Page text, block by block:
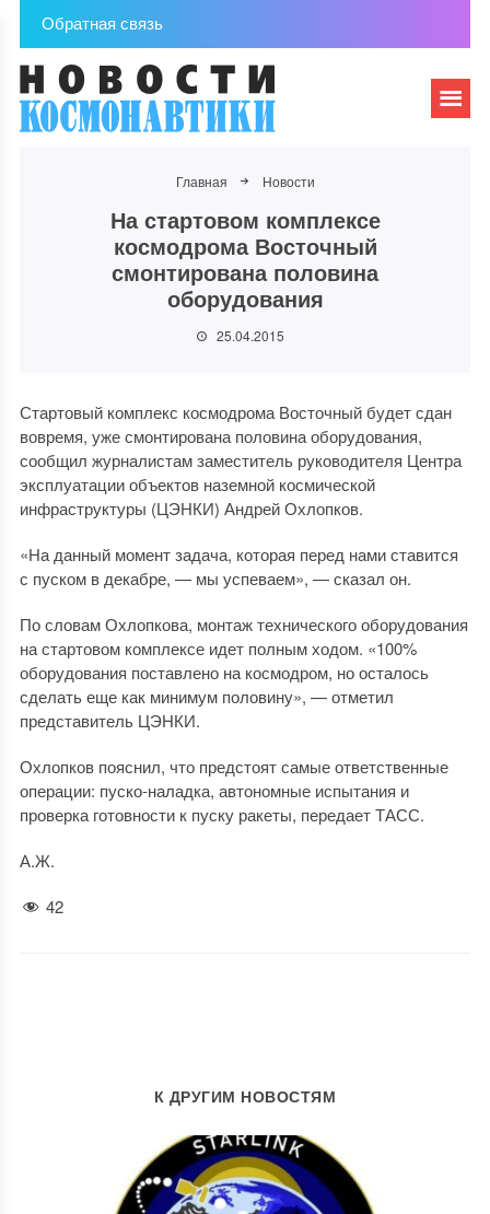
Обратная связь
Главная Новости
На стартовом комплексе
космодрома Восточный
смонтирована половина
оборудования
25.04.2015
Стартовый комплекс космодрома Восточный будет сдан
вовремя, уже смонтирована половина оборудования,
сообщил журналистам заместитель руководителя Центра
эксплуатации объектов наземной космической
инфраструктуры (ЦЭНКИ) Андрей Охлопков.
«На данный момент задача, которая перед нами ставится
с пуском в декабре, — мы успеваем», — сказал он.
По словам Охлопкова, монтаж технического оборудования
на стартовом комплексе идет полным ходом. «100%
оборудования поставлено на космодром, но осталось
сделать еще как минимум половину», — отметил
представитель ЦЭНКИ.
Охлопков пояснил, что предстоят самые ответственные
операции: пуско-наладка, автономные испытания и
проверка готовности к пуску ракеты, передает ТАСС.
А.Ж.
42
К ДРУГИМ НОВОСТЯМ